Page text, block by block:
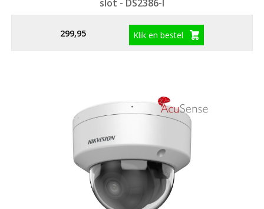
slot - DS2386-I
299,95 Klik en bestel